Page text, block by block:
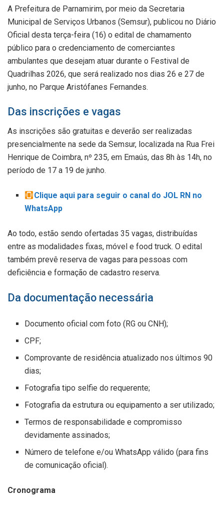
A Prefeitura de Parnamirim, por meio da Secretaria
Municipal de Serviços Urbanos (Semsur), publicou no Diário
Oficial desta terça-feira (16) o edital de chamamento
público para o credenciamento de comerciantes
ambulantes que desejam atuar durante o Festival de
Quadrilhas 2026, que será realizado nos dias 26 e 27 de
junho, no Parque Aristófanes Fernandes.
Das inscrições e vagas
As inscrições são gratuitas e deverão ser realizadas
presencialmente na sede da Semsur, localizada na Rua Frei
Henrique de Coimbra, nº 235, em Emaús, das 8h às 14h, no
período de 17 a 19 de junho.
Clique aqui para seguir o canal do JOL RN no
WhatsApp
Ao todo, estão sendo ofertadas 35 vagas, distribuídas
entre as modalidades fixas, móvel e food truck. O edital
também prevê reserva de vagas para pessoas com
deficiência e formação de cadastro reserva.
Da documentação necessária
Documento oficial com foto (RG ou CNH);
CPF;
Comprovante de residência atualizado nos últimos 90
dias;
Fotografia tipo selfie do requerente;
Fotografia da estrutura ou equipamento a ser utilizado;
Termos de responsabilidade e compromisso
devidamente assinados;
Número de telefone e/ou WhatsApp válido (para fins
de comunicação oficial).
Cronograma